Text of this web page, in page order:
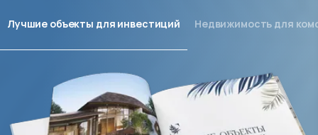
Лучшие объекты для инвестиций Недвижимость для